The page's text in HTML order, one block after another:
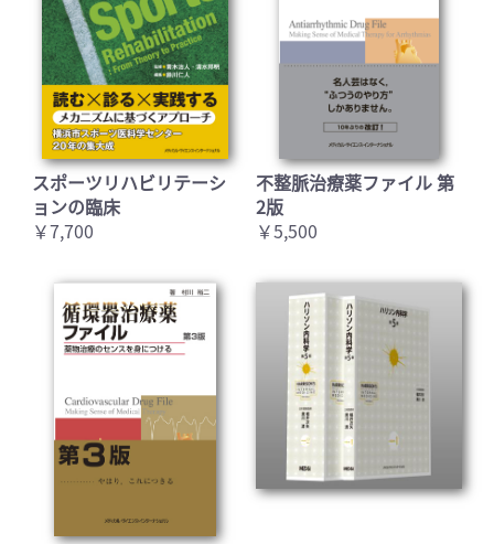
スポーツリハビリテーシ
ョンの臨床
￥7,700
不整脈治療薬ファイル 第
2版
￥5,500